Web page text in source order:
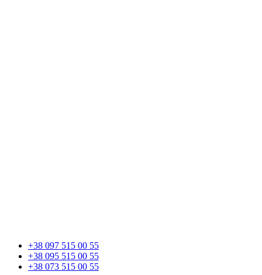
+38 097 515 00 55
+38 095 515 00 55
+38 073 515 00 55